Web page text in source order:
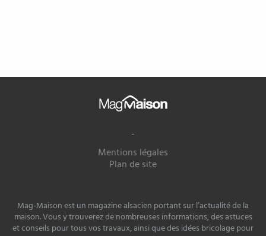
Mag
Maison
-
Mentions légales
Plan de site
Mag-Maison est un magazine alsacien portant sur l’actualité de la
maison. Vous y trouverez de nombreuses informations, des astuces
et conseils pour tous vos travaux, ainsi que des idées bricolage pour